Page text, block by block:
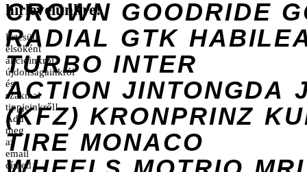
CROWN GOODRIDE
RADIAL GTK
TURBO INTER
ACTION JINTONGDA
(KFZ) KRONPRINZ
TIRE MONACO
hírlevelünkre!
Értesülj
elsőként
akcióinkról,
újdonságainkról
és
szakmai
tippjeinkről!
Add
meg
az
email
címed